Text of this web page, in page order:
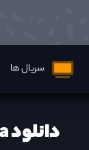
سریال ها
دانلود Pasta ها